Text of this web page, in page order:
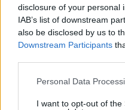
disclosure of your personal
IAB’s list of downstream
also be disclosed by us to
Downstream Participants
Please note that this
not limited to your visit or
Personal Data
I want to opt-out of the
equipajes en
aeropuertos